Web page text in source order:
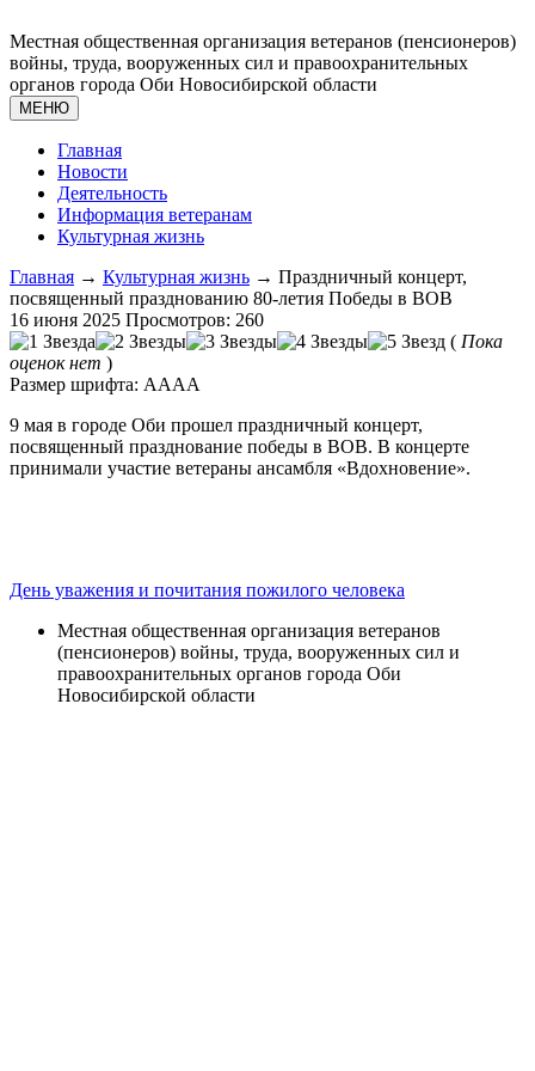
Местная общественная организация ветеранов (пенсионеров)
войны, труда, вооруженных сил и правоохранительных
органов города Оби Новосибирской области
МЕНЮ
Главная
Новости
Деятельность
Информация ветеранам
Культурная жизнь
Главная → Культурная жизнь → Праздничный концерт,
посвященный празднованию 80-летия Победы в ВОВ
16 июня 2025 Просмотров: 260
( Пока
оценок нет )
Размер шрифта: AAAA
9 мая в городе Оби прошел праздничный концерт,
посвященный празднование победы в ВОВ. В концерте
принимали участие ветераны ансамбля «Вдохновение».
День уважения и почитания пожилого человека
Местная общественная организация ветеранов
(пенсионеров) войны, труда, вооруженных сил и
правоохранительных органов города Оби
Новосибирской области